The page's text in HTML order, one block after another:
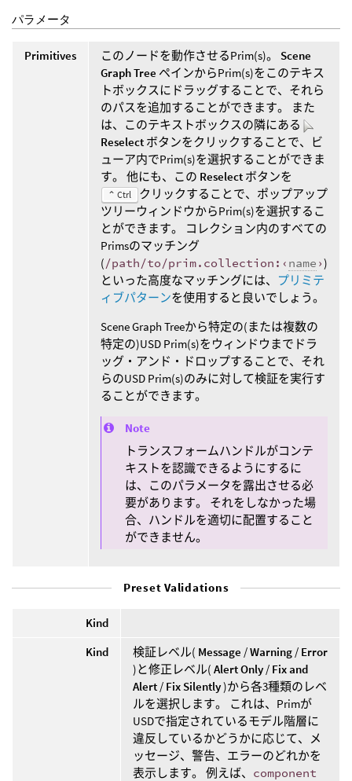
パラメータ
Primitives このノードを動作させるPrim(s)。 Scene
Graph Tree ペインからPrim(s)をこのテキス
トボックスにドラッグすることで、それら
のパスを追加することができます。 また
は、このテキストボックスの隣にある
Reselect ボタンをクリックすることで、ビ
ューア内でPrim(s)を選択することができま
す。 他にも、この Reselect ボタンを
⌃ Ctrl
クリックすることで、ポップアップ
ツリーウィンドウからPrim(s)を選択するこ
とができます。 コレクション内のすべての
Primsのマッチング
(/path/to/prim.collection:‹ name ›)
といった高度なマッチングには、
プリミテ
ィブパターンを使用すると良いでしょう。
Scene Graph Treeから特定の(または複数の
特定の)USD Prim(s)をウィンドウまでドラ
ッグ・アンド・ドロップすることで、それ
らのUSD Prim(s)のみに対して検証を実行す
ることができます。
Note
トランスフォームハンドルがコンテ
キストを認識できるようにするに
は、このパラメータを露出させる必
要があります。 それをしなかった場
合、ハンドルを適切に配置すること
ができません。
Preset Validations
Kind
Kind
検証レベル( Message /Warning / Error
)と修正レベル( Alert Only / Fix and
Alert / Fix Silently)から各3種類のレベ
ルを選択します。 これは、Primが
USDで指定されているモデル階層に
違反しているかどうかに応じて、メ
ッセージ、警告、エラーのどれかを
表示します。 例えば、 component